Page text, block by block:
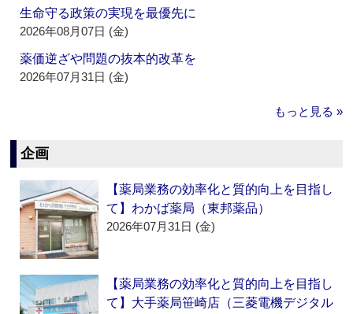
生命守る政策の実現を最優先に
2026年08月07日 (金)
薬価逆ざや問題の抜本的改革を
2026年07月31日 (金)
もっと見る »
企画
【薬局業務の効率化と質的向上を目指し
て】わかば薬局（東邦薬品）
2026年07月31日 (金)
【薬局業務の効率化と質的向上を目指し
て】大手薬局笹崎店（三菱電機デジタル